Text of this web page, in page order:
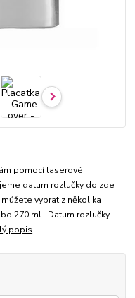
pomocí laserové
datum rozlučky do zde
vybrat z několika
270 ml. Datum rozlučky
popis